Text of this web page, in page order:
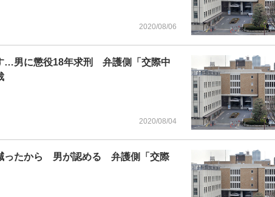
2020/08/06
…男に懲役18年求刑 弁護側「交際中
2020/08/04
ったから 男が認める 弁護側「交際